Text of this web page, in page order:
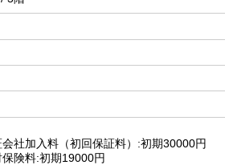
会社加入料（初回保証料）:初期30000円
険料:初期19000円